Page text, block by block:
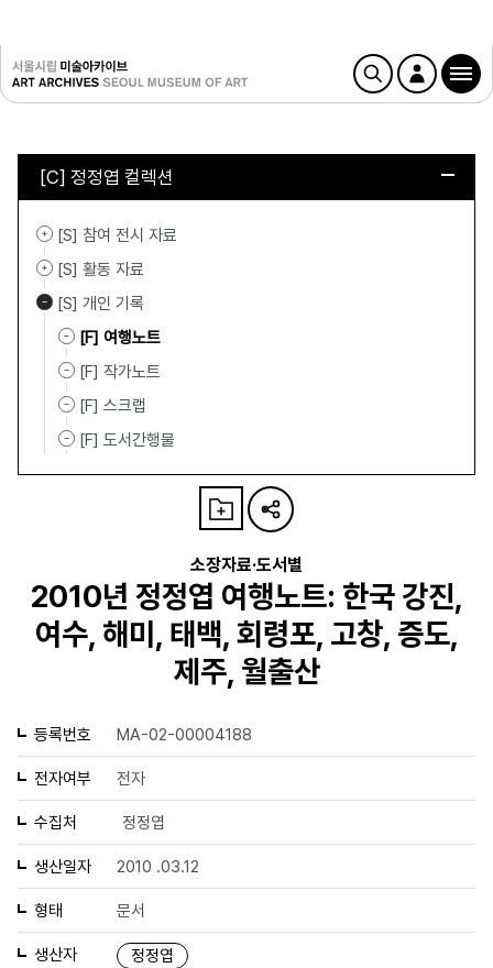
[C] 정정엽 컬렉션
[S] 참여 전시 자료
[S] 활동 자료
[S] 개인 기록
[F] 여행노트
[F] 작가노트
[F] 스크랩
[F] 도서간행물
소장자료·도서별
2010년 정정엽 여행노트: 한국 강진,
여수, 해미, 태백, 회령포, 고창, 증도,
제주, 월출산
등록번호 MA-02-00004188
전자여부 전자
수집처 정정엽
생산일자 2010 .03.12
형태 문서
생산자 정정엽